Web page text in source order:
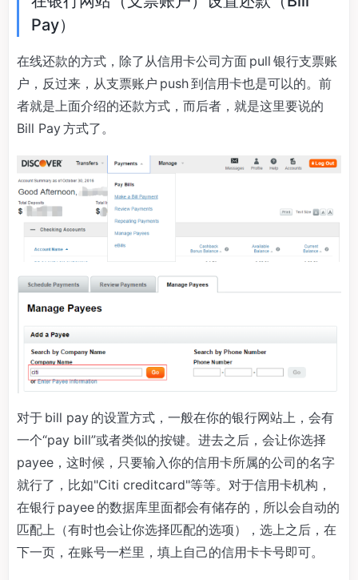
Pay）
在线还款的方式，除了从信用卡公司方面 pull 银行支票账
户，反过来，从支票账户 push 到信用卡也是可以的。前
者就是上面介绍的还款方式，而后者，就是这里要说的
Bill Pay 方式了。
对于 bill pay 的设置方式，一般在你的银行网站上，会有
一个“pay bill”或者类似的按键。进去之后，会让你选择
payee，这时候，只要输入你的信用卡所属的公司的名字
就行了，比如"Citi creditcard"等等。对于信用卡机构，
在银行 payee 的数据库里面都会有储存的，所以会自动的
匹配上（有时也会让你选择匹配的选项），选上之后，在
下一页，在账号一栏里，填上自己的信用卡卡号即可。